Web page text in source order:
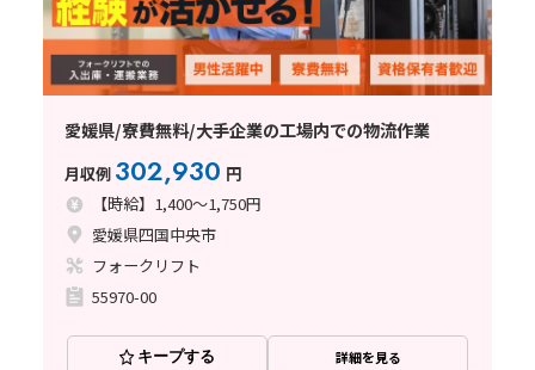
愛媛県/寮費無料/大手企業の工場内での物流作業
月収例 302,930 円
【時給】1,400～1,750円
愛媛県四国中央市
フォークリフト
55970-00
キープする 詳細を見る